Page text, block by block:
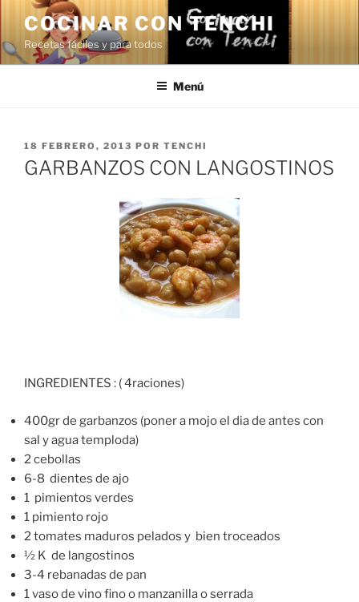
Saltar
contenido
COCINAR CON TENCHI
Recetas fáciles y para todos
Menú
PUBLICADO
EL
18 FEBRERO, 2013 POR TENCHI
GARBANZOS CON LANGOSTINOS
INGREDIENTES : ( 4raciones)
400gr de garbanzos (poner a mojo el dia de antes con
sal y agua temploda)
2 cebollas
6-8 dientes de ajo
1 pimientos verdes
1 pimiento rojo
2 tomates maduros pelados y bien troceados
½ K de langostinos
3-4 rebanadas de pan
1 vaso de vino fino o manzanilla o serrada